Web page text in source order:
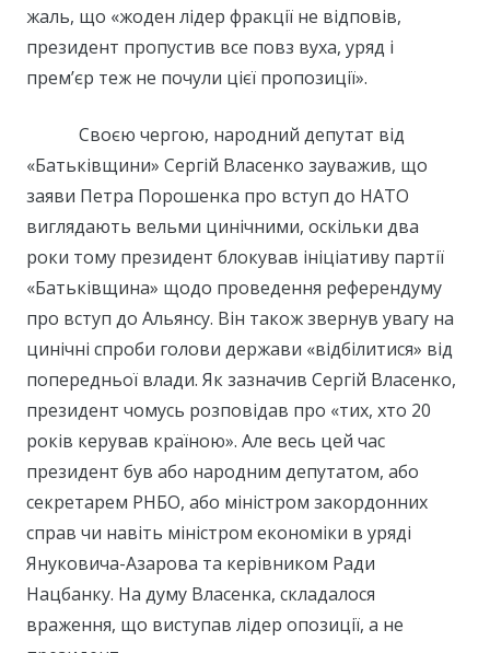
жаль, що «жоден лідер фракції не відповів,
президент пропустив все повз вуха, уряд і
прем’єр теж не почули цієї пропозиції».
Своєю чергою, народний депутат від
«Батьківщини» Сергій Власенко зауважив, що
заяви Петра Порошенка про вступ до НАТО
виглядають вельми цинічними, оскільки два
роки тому президент блокував ініціативу партії
«Батьківщина» щодо проведення референдуму
про вступ до Альянсу. Він також звернув увагу на
цинічні спроби голови держави «відбілитися» від
попередньої влади. Як зазначив Сергій Власенко,
президент чомусь розповідав про «тих, хто 20
років керував країною». Але весь цей час
президент був або народним депутатом, або
секретарем РНБО, або міністром закордонних
справ чи навіть міністром економіки в уряді
Януковича-Азарова та керівником Ради
Нацбанку. На думу Власенка, складалося
враження, що виступав лідер опозиції, а не